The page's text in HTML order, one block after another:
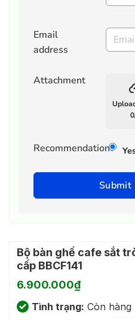
Email
address
Attachment
0
Recommendation?
Submit
Bộ bàn ghế cafe sắt
cấp BBCF141
6.900.000₫
Tình trạng: Còn hàng